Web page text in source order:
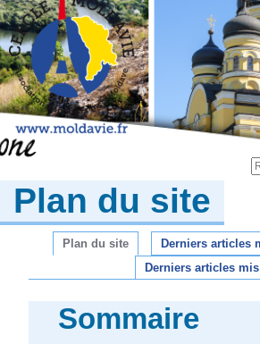
Plan du site
Plan du site
Derniers articles
Derniers articles
Sommaire